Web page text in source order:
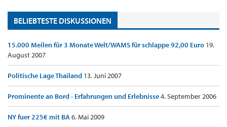
BELIEBTESTE DISKUSSIONEN
15.000 Meilen für 3 Monate Welt/WAMS für schlappe 92,00 Euro 19.
August 2007
Politische Lage Thailand 13. Juni 2007
Prominente an Bord - Erfahrungen und Erlebnisse4. September 2006
NY fuer 225€ mit BA6. Mai 2009